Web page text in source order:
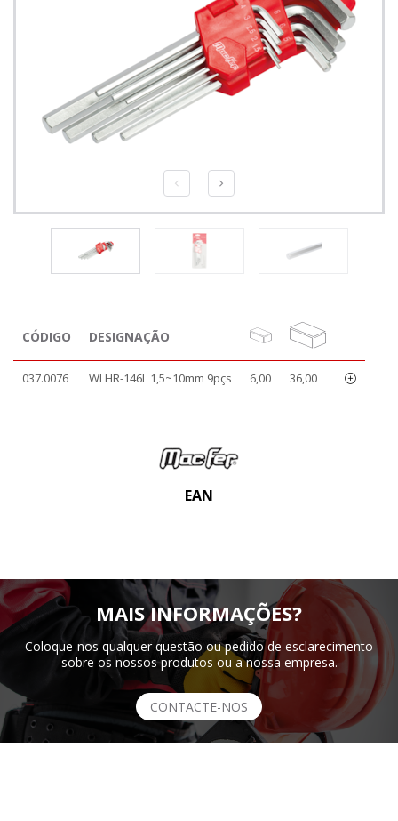
CÓDIGO DESIGNAÇÃO
037.0076 WLHR-146L 1,5~10mm 9pçs 6,00 36,00
EAN
MAIS INFORMAÇÕES?
Coloque-nos qualquer questão ou pedido de esclarecimento
sobre os nossos produtos ou a nossa empresa.
CONTACTE-NOS